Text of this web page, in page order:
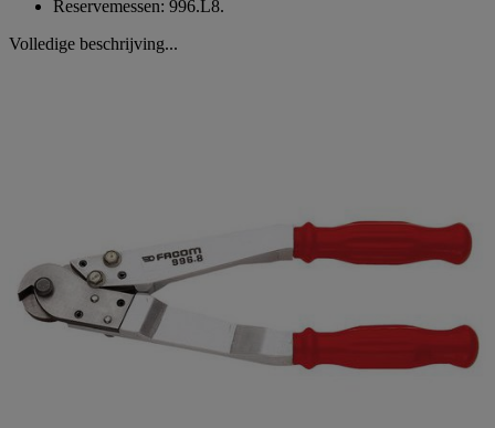
Reservemessen: 996.L8.
Volledige beschrijving...